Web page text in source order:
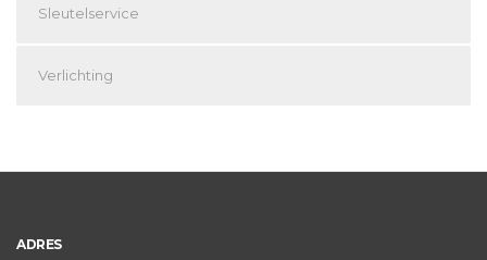
Sleutelservice
Verlichting
ADRES